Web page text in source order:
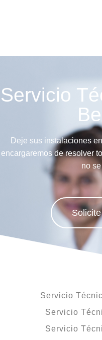
Servicio
Deje sus instalaciones
encargaremos de resolver
no
Servicio
Servicio
Servicio